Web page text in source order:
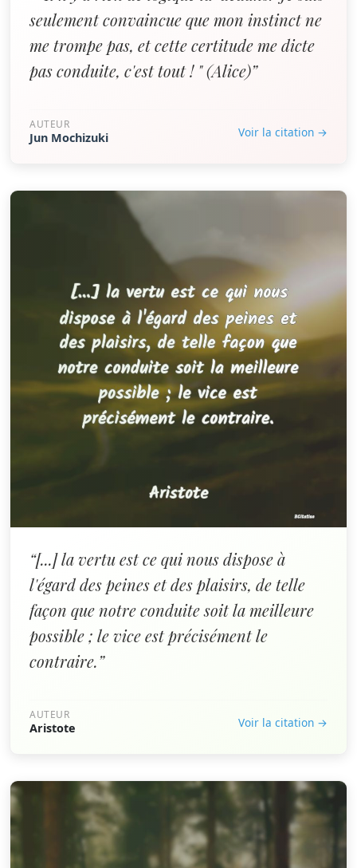
seulement convaincue que mon instinct ne
me trompe pas, et cette certitude me dicte
pas conduite, c'est tout ! " (Alice)”
AUTEUR
Jun Mochizuki Voir la citation →
“[...] la vertu est ce qui nous dispose à
l'égard des peines et des plaisirs, de telle
façon que notre conduite soit la meilleure
possible ; le vice est précisément le
contraire.”
AUTEUR
Aristote Voir la citation →